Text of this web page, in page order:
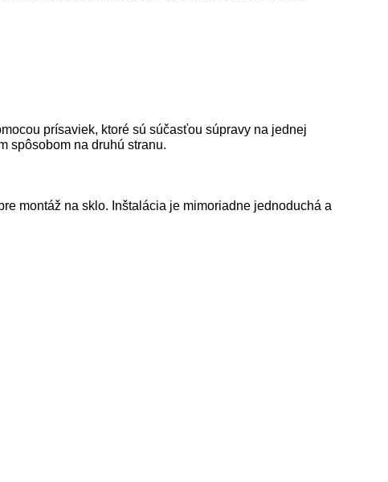
prísaviek, ktoré sú súčasťou súpravy na jednej
spôsobom na druhú stranu.
montáž na sklo. Inštalácia je mimoriadne jednoduchá a